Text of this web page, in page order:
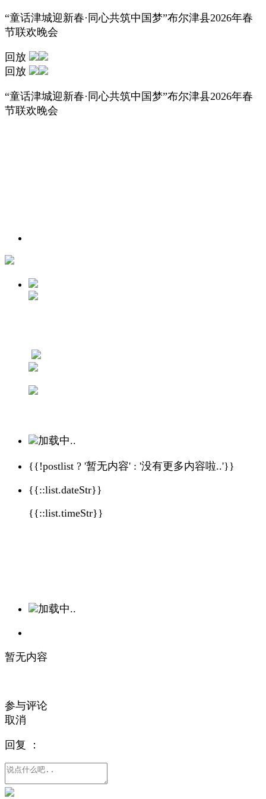
“童话津城迎新春·同心共筑中国梦”布尔津县2026年春
节联欢晚会
回放
回放
“童话津城迎新春·同心共筑中国梦”布尔津县2026年春
节联欢晚会
加载中..
{{!postlist ? '暂无内容' : '没有更多内容啦..'}}
{{::list.dateStr}}
{{::list.timeStr}}
加载中..
暂无内容
参与评论
取消
回复 ：